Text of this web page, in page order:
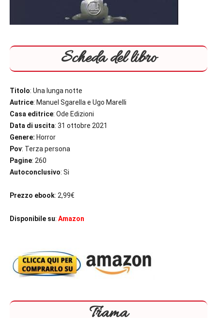
Scheda del libro
Titolo: Una lunga notte
Autrice: Manuel Sgarella e Ugo Marelli
Casa editrice: Ode Edizioni
Data di uscita: 31 ottobre 2021
Genere: Horror
Pov: Terza persona
Pagine: 260
Autoconclusivo: Si
Prezzo ebook: 2,99€
Disponibile su: Amazon
Trama